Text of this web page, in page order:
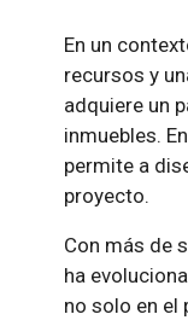
En un
recursos y
adquiere un
inmuebles.
permite a
proyecto.
Con más de
ha
no solo en el